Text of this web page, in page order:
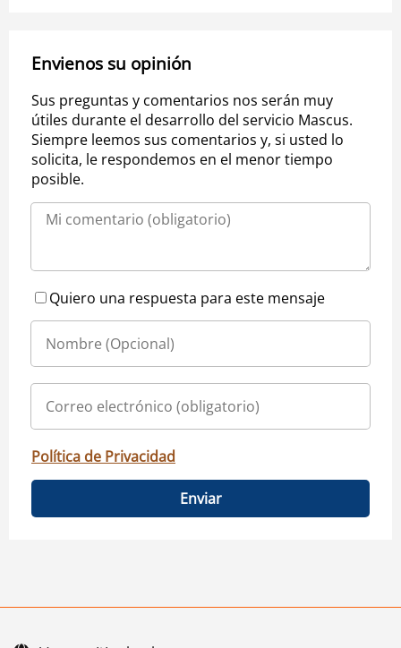
Envienos su opinión
Sus preguntas y comentarios nos serán muy
útiles durante el desarrollo del servicio Mascus.
Siempre leemos sus comentarios y, si usted lo
solicita, le respondemos en el menor tiempo
posible.
Quiero una respuesta para este mensaje
Política de Privacidad
Enviar